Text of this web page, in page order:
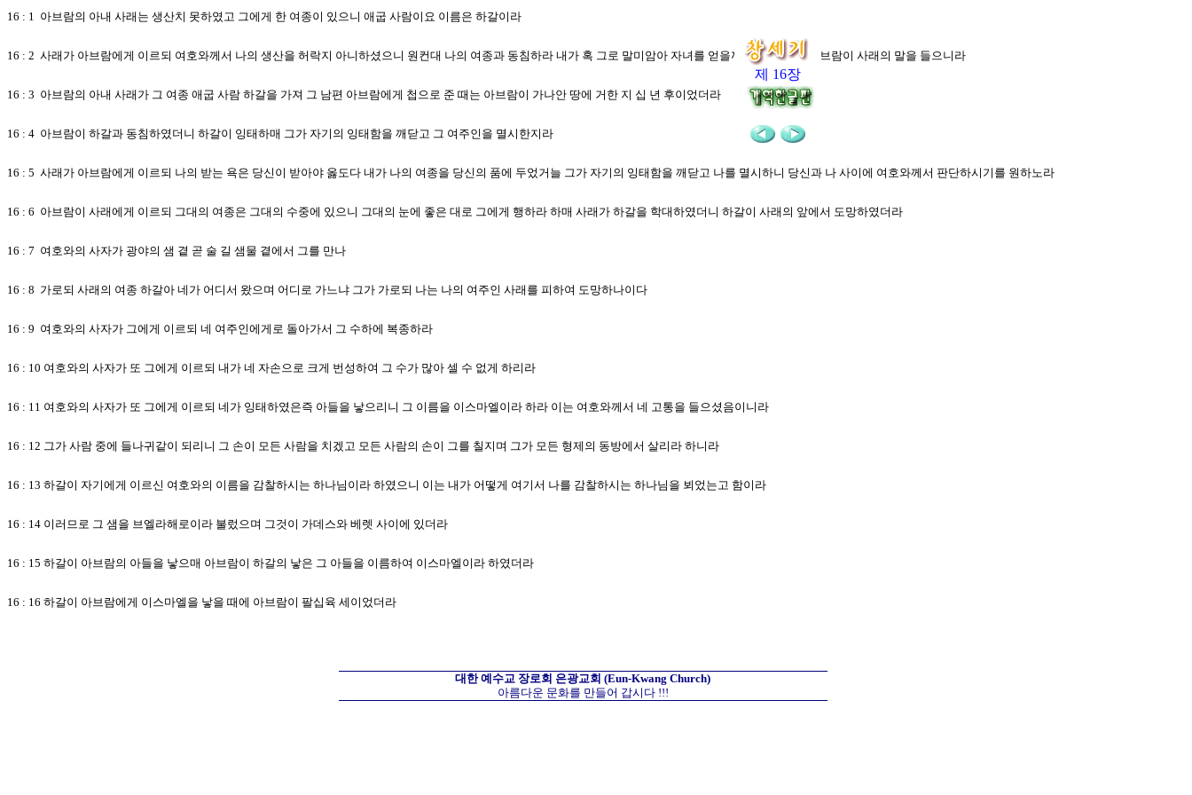
제 16장
16 : 1 아브람의 아내 사래는 생산치 못하였고 그에게 한 여종이 있으니 애굽 사람이요 이름은 하갈이라
16 : 2 사래가 아브람에게 이르되 여호와께서 나의 생산을 허락지 아니하셨으니 원컨대 나의 여종과 동침하라 내가 혹 그로 말미암아 자녀를 얻을까 하노라 하매 아브람이 사래의 말을 들으니라
16 : 3 아브람의 아내 사래가 그 여종 애굽 사람 하갈을 가져 그 남편 아브람에게 첩으로 준 때는 아브람이 가나안 땅에 거한 지 십 년 후이었더라
16 : 4 아브람이 하갈과 동침하였더니 하갈이 잉태하매 그가 자기의 잉태함을 깨닫고 그 여주인을 멸시한지라
16 : 5 사래가 아브람에게 이르되 나의 받는 욕은 당신이 받아야 옳도다 내가 나의 여종을 당신의 품에 두었거늘 그가 자기의 잉태함을 깨닫고 나를 멸시하니 당신과 나 사이에 여호와께서 판단하시기를 원하노라
16 : 6 아브람이 사래에게 이르되 그대의 여종은 그대의 수중에 있으니 그대의 눈에 좋은 대로 그에게 행하라 하매 사래가 하갈을 학대하였더니 하갈이 사래의 앞에서 도망하였더라
16 : 7 여호와의 사자가 광야의 샘 곁 곧 술 길 샘물 곁에서 그를 만나
16 : 8 가로되 사래의 여종 하갈아 네가 어디서 왔으며 어디로 가느냐 그가 가로되 나는 나의 여주인 사래를 피하여 도망하나이다
16 : 9 여호와의 사자가 그에게 이르되 네 여주인에게로 돌아가서 그 수하에 복종하라
16 : 10 여호와의 사자가 또 그에게 이르되 내가 네 자손으로 크게 번성하여 그 수가 많아 셀 수 없게 하리라
16 : 11 여호와의 사자가 또 그에게 이르되 네가 잉태하였은즉 아들을 낳으리니 그 이름을 이스마엘이라 하라 이는 여호와께서 네 고통을 들으셨음이니라
16 : 12 그가 사람 중에 들나귀같이 되리니 그 손이 모든 사람을 치겠고 모든 사람의 손이 그를 칠지며 그가 모든 형제의 동방에서 살리라 하니라
16 : 13 하갈이 자기에게 이르신 여호와의 이름을 감찰하시는 하나님이라 하였으니 이는 내가 어떻게 여기서 나를 감찰하시는 하나님을 뵈었는고 함이라
16 : 14 이러므로 그 샘을 브엘라해로이라 불렀으며 그것이 가데스와 베렛 사이에 있더라
16 : 15 하갈이 아브람의 아들을 낳으매 아브람이 하갈의 낳은 그 아들을 이름하여 이스마엘이라 하였더라
16 : 16 하갈이 아브람에게 이스마엘을 낳을 때에 아브람이 팔십육 세이었더라
대한 예수교 장로회 은광교회 (Eun-Kwang Church)
아름다운 문화를 만들어 갑시다 !!!